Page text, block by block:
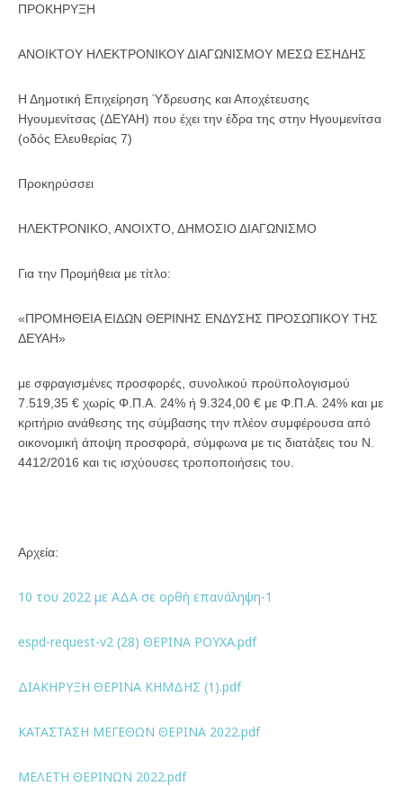
ΠΡΟΚΗΡΥΞΗ
ΑΝΟΙΚΤΟΥ ΗΛΕΚΤΡΟΝΙΚΟΥ ΔΙΑΓΩΝΙΣΜΟΥ ΜΕΣΩ ΕΣΗΔΗΣ
Η Δημοτική Επιχείρηση Ύδρευσης και Αποχέτευσης
Ηγουμενίτσας (ΔΕΥΑΗ) που έχει την έδρα της στην Ηγουμενίτσα
(οδός Ελευθερίας 7)
Προκηρύσσει
ΗΛΕΚΤΡΟΝΙΚΟ, ΑΝΟΙΧΤΟ, ΔΗΜΟΣΙΟ ΔΙΑΓΩΝΙΣΜΟ
Για την Προμήθεια με τίτλο:
«ΠΡΟΜΗΘΕΙΑ ΕΙΔΩΝ ΘΕΡΙΝΗΣ ΕΝΔΥΣΗΣ ΠΡΟΣΩΠΙΚΟΥ ΤΗΣ
ΔΕΥΑΗ»
με σφραγισμένες προσφορές, συνολικού προϋπολογισμού
7.519,35 € χωρίς Φ.Π.Α. 24% ή 9.324,00 € με Φ.Π.Α. 24% και με
κριτήριο ανάθεσης της σύμβασης την πλέον συμφέρουσα από
οικονομική άποψη προσφορά, σύμφωνα με τις διατάξεις του Ν.
4412/2016 και τις ισχύουσες τροποποιήσεις του.
Αρχεία:
10 του 2022 με ΑΔΑ σε ορθή επανάληψη-1
espd-request-v2 (28) ΘΕΡΙΝΑ ΡΟΥΧΑ.pdf
ΔΙΑΚΗΡΥΞΗ ΘΕΡΙΝΑ ΚΗΜΔΗΣ (1).pdf
ΚΑΤΑΣΤΑΣΗ ΜΕΓΕΘΩΝ ΘΕΡΙΝΑ 2022.pdf
ΜΕΛΕΤΗ ΘΕΡΙΝΩΝ 2022.pdf